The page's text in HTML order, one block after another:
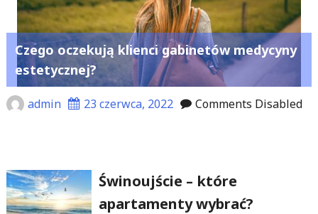
Czego oczekują klienci gabinetów medycyny
estetycznej?
admin 23 czerwca, 2022 Comments Disabled
Świnoujście – które
apartamenty wybrać?